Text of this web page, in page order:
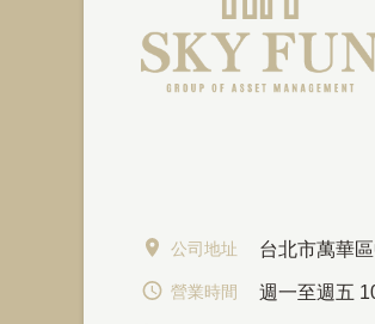
公司地址 台北市萬華
營業時間 週一至週五